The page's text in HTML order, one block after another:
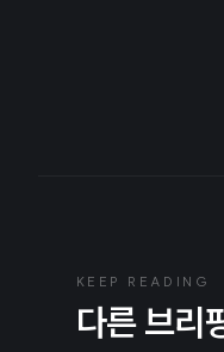
KEEP READING
다른 브리